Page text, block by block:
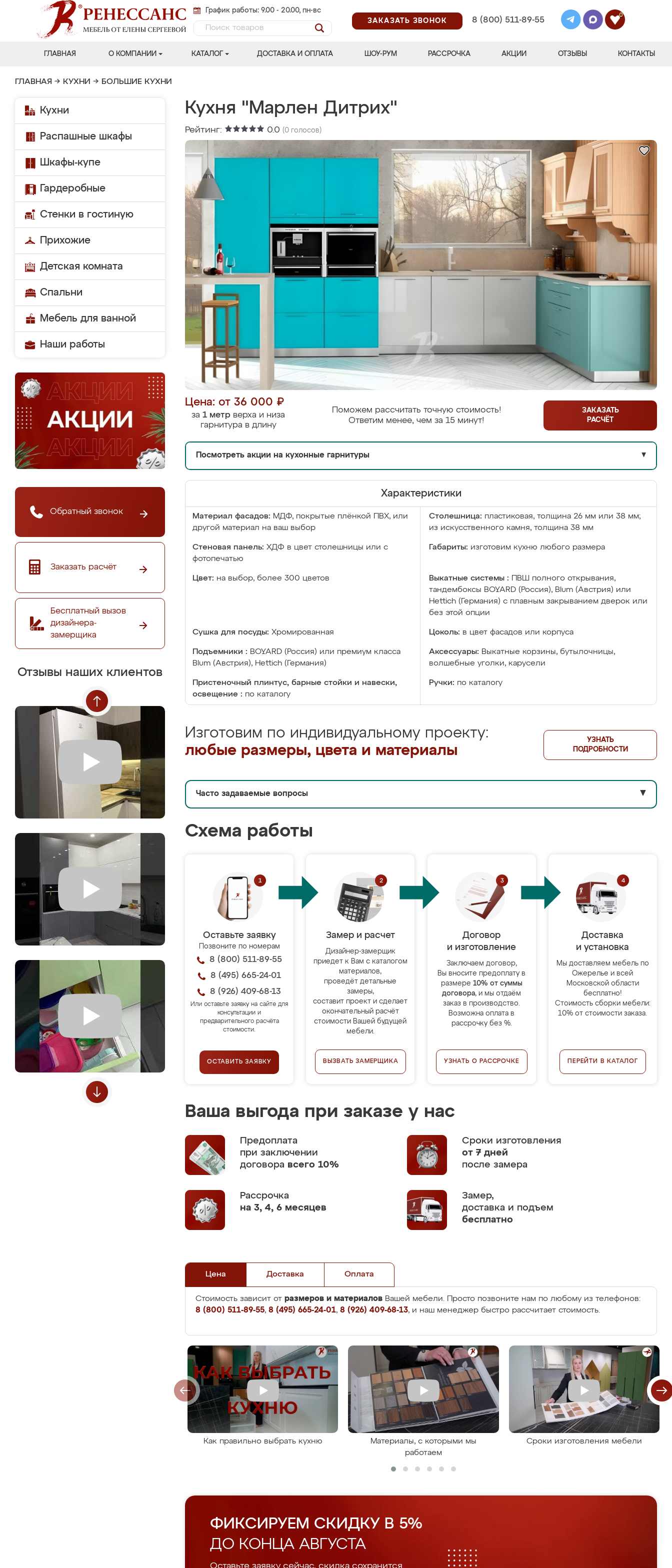
График работы: 9.00 - 20.00, пн-вс
ЗАКАЗАТЬ ЗВОНОК
8 (800) 511-89-55
0
ГЛАВНАЯ О КОМПАНИИ КАТАЛОГ ДОСТАВКА И ОПЛАТА ШОУ-РУМ РАССРОЧКА АКЦИИ ОТЗЫВЫ КОНТАКТЫ
ГЛАВНАЯ → КУХНИ → БОЛЬШИЕ КУХНИ
Кухни
Распашные шкафы
Шкафы-купе
Гардеробные
Стенки в гостиную
Прихожие
Детская комната
Спальни
Мебель для ванной
Наши работы
Обратный звонок
Заказать расчёт
Бесплатный вызов
дизайнера-
замерщика
Отзывы наших клиентов
Кухня "Марлен Дитрих"
Рейтинг: 0.0 (0 голосов)
Цена: от 36 000 ₽
за 1 метр верха и низа
гарнитура в длину
Поможем рассчитать точную стоимость!
Ответим менее, чем за 15 минут!
ЗАКАЗАТЬ
РАСЧЁТ
Посмотреть акции на кухонные гарнитуры ▼
Характеристики
Материал фасадов: МДФ, покрытые плёнкой ПВХ, или
другой материал на ваш выбор
Столешница: пластиковая, толщина 26 мм или 38 мм;
из искусственного камня, толщина 38 мм
Стеновая панель: ХДФ в цвет столешницы или с
фотопечатью
Габариты: изготовим кухню любого размера
Цвет: на выбор, более 300 цветов Выкатные системы :
ПВШ полного открывания,
тандембоксы BOYARD (Россия), Blum (Австрия) или
Hettich (Германия) с плавным закрыванием дверок или
без этой опции
Сушка для посуды: Хромированная Цоколь: в цвет фасадов или корпуса
Подъемники : BOYARD (Россия) или премиум класса
Blum (Австрия), Hettich (Германия)
Аксессуары: Выкатные корзины, бутылочницы,
волшебные уголки, карусели
Пристеночный плинтус, барные стойки и навески,
освещение : по каталогу
Ручки: по каталогу
Изготовим по индивидуальному проекту:
любые размеры, цвета и материалы
УЗНАТЬ
ПОДРОБНОСТИ
Часто задаваемые вопросы ▼
Схема работы
Оставьте заявку
Позвоните по номерам
8 (800) 511-89-55
8 (495) 665-24-01
8 (926) 409-68-13
Или оставьте заявку на сайте для
консультации и
предварительного расчёта
стоимости.
ОСТАВИТЬ ЗАЯВКУ
Замер и расчет
Дизайнер-замерщик
приедет к Вам с каталогом
материалов,
проведёт детальные
замеры,
составит проект и сделает
окончательный расчёт
стоимости Вашей будущей
мебели.
ВЫЗВАТЬ ЗАМЕРЩИКА
Договор
и изготовление
Заключаем договор,
Вы вносите предоплату в
размере 10% от суммы
договора, и мы отдаём
заказ в производство.
Возможна оплата в
рассрочку без %.
УЗНАТЬ О РАССРОЧКЕ
Доставка
и установка
Мы доставляем мебель по
Ожерелье и всей
Московской области
бесплатно!
Стоимость сборки мебели:
10% от стоимости заказа.
ПЕРЕЙТИ В КАТАЛОГ
Ваша выгода при заказе у нас
Предоплата
при заключении
договора всего 10%
Сроки изготовления
от 7 дней
после замера
Рассрочка
на 3, 4, 6 месяцев
Замер,
доставка и подъем
бесплатно
Цена Доставка Оплата
Стоимость зависит от размеров и материалов Вашей мебели. Просто позвоните нам по любому из телефонов:
8 (800) 511-89-55, 8 (495) 665-24-01, 8 (926) 409-68-13, и наш менеджер быстро рассчитает стоимость.
Как правильно выбрать кухню
Материалы, с которыми мы
работаем
Сроки изготовления мебели
ФИКСИРУЕМ СКИДКУ В 5%
ДО КОНЦА АВГУСТА
Оставьте заявку сейчас, скидка сохранится.